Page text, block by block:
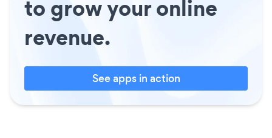
to grow your online
revenue.
See apps in action